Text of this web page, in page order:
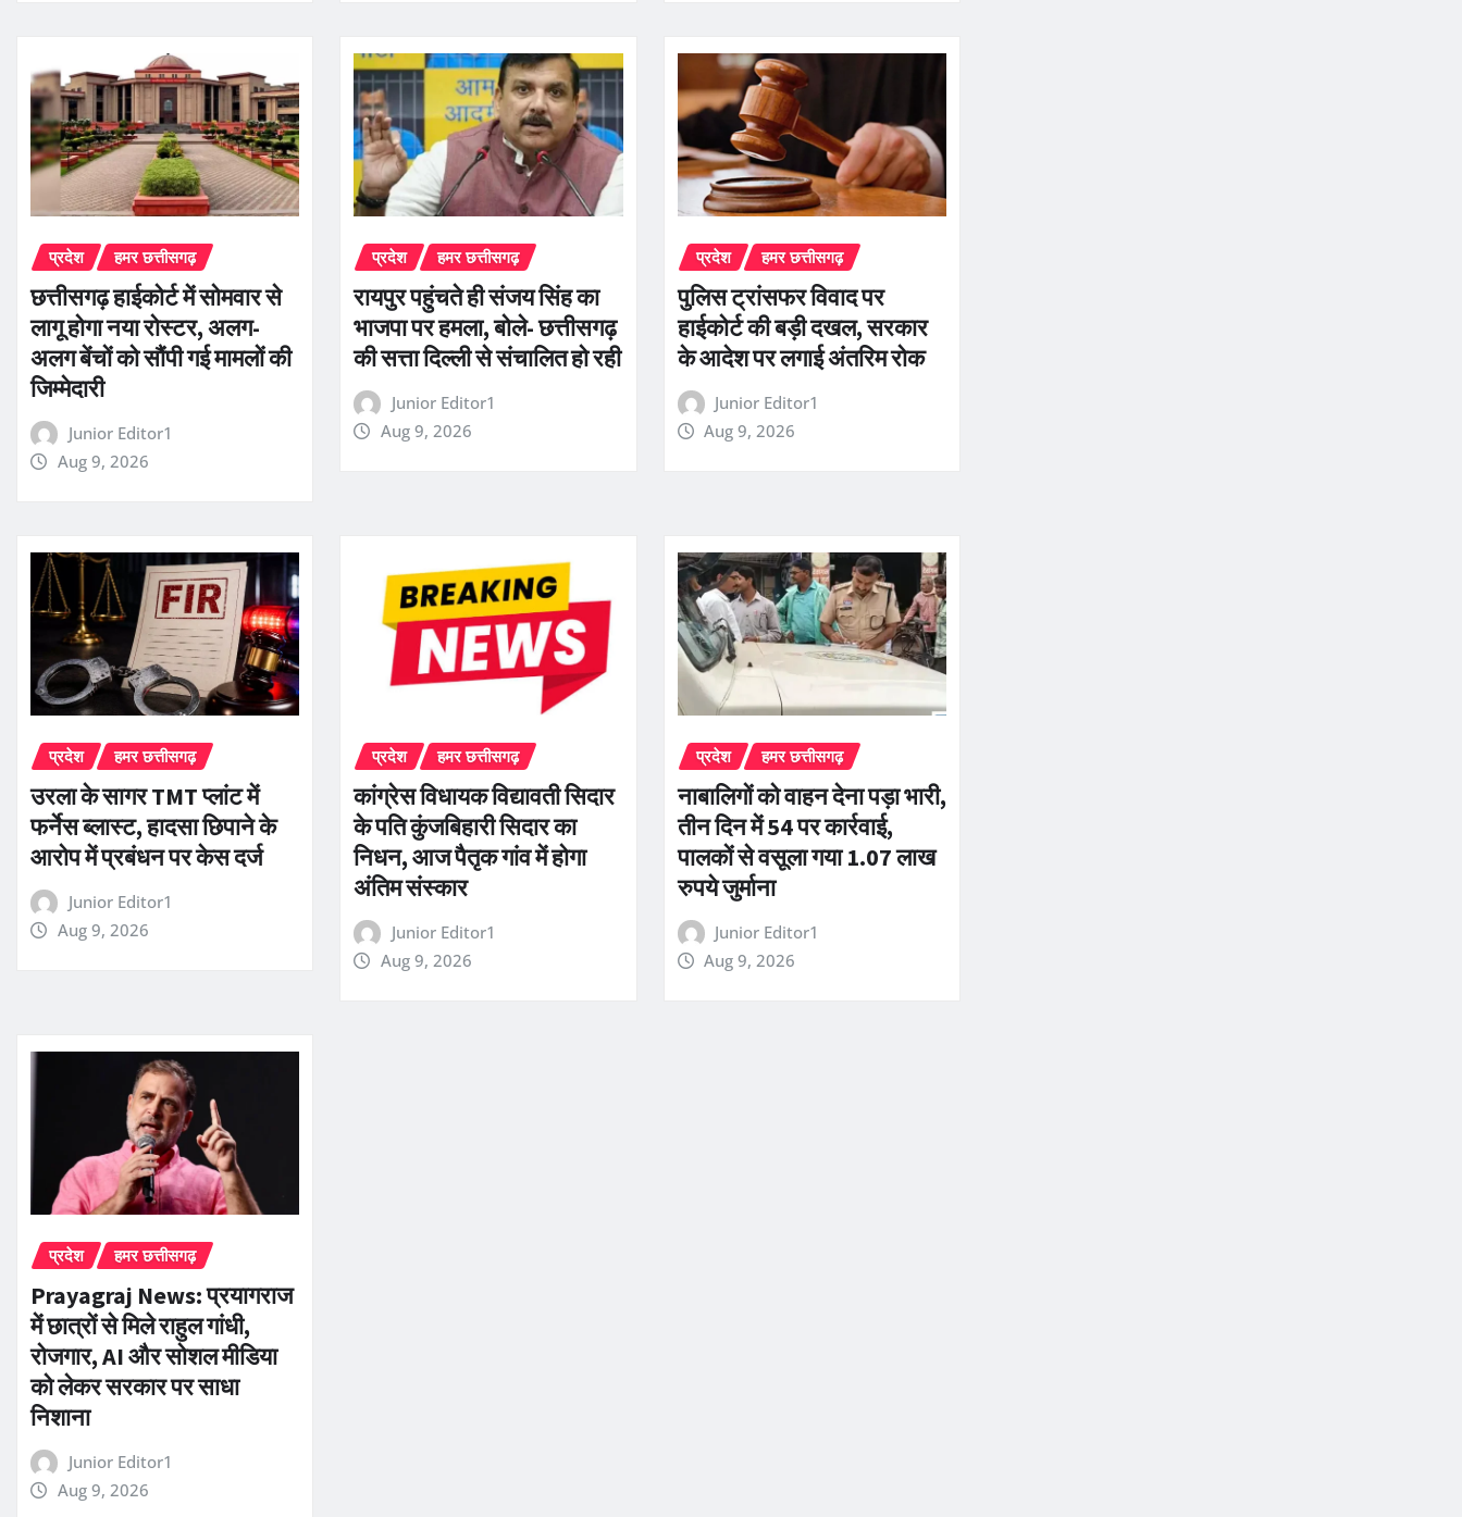
प्रदेश हमर छत्तीसगढ़
छत्तीसगढ़ हाईकोर्ट में सोमवार से
लागू होगा नया रोस्टर, अलग-
अलग बेंचों को सौंपी गई मामलों की
जिम्मेदारी
Junior Editor1
Aug 9, 2026
प्रदेश हमर छत्तीसगढ़
रायपुर पहुंचते ही संजय सिंह का
भाजपा पर हमला, बोले- छत्तीसगढ़
की सत्ता दिल्ली से संचालित हो रही
Junior Editor1
Aug 9, 2026
प्रदेश हमर छत्तीसगढ़
पुलिस ट्रांसफर विवाद पर
हाईकोर्ट की बड़ी दखल, सरकार
के आदेश पर लगाई अंतरिम रोक
Junior Editor1
Aug 9, 2026
प्रदेश हमर छत्तीसगढ़
उरला के सागर TMT प्लांट में
फर्नेस ब्लास्ट, हादसा छिपाने के
आरोप में प्रबंधन पर केस दर्ज
Junior Editor1
Aug 9, 2026
प्रदेश हमर छत्तीसगढ़
कांग्रेस विधायक विद्यावती सिदार
के पति कुंजबिहारी सिदार का
निधन, आज पैतृक गांव में होगा
अंतिम संस्कार
Junior Editor1
Aug 9, 2026
प्रदेश हमर छत्तीसगढ़
नाबालिगों को वाहन देना पड़ा भारी,
तीन दिन में 54 पर कार्रवाई,
पालकों से वसूला गया 1.07 लाख
रुपये जुर्माना
Junior Editor1
Aug 9, 2026
प्रदेश हमर छत्तीसगढ़
Prayagraj News: प्रयागराज
में छात्रों से मिले राहुल गांधी,
रोजगार, AI और सोशल मीडिया
को लेकर सरकार पर साधा
निशाना
Junior Editor1
Aug 9, 2026